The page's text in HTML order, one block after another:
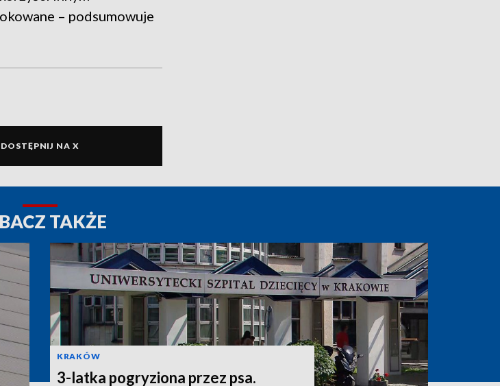
– podsumowuje
NA X
TAKŻE
KRAKÓW
3-latka pogryziona przez psa.